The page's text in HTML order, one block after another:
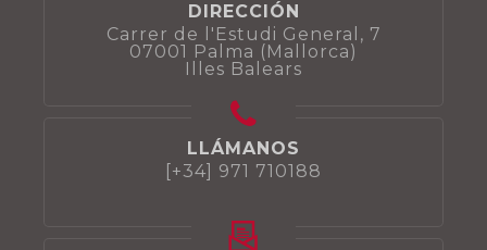
DIRECCIÓN
Carrer de l'Estudi General, 7
07001 Palma (Mallorca)
Illes Balears
LLÁMANOS
[+34] 971 710188